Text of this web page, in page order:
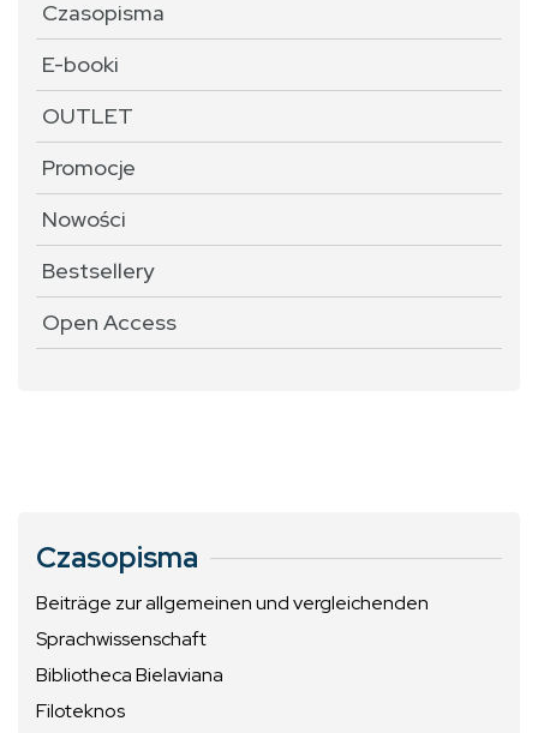
Czasopisma
E-booki
OUTLET
Promocje
Nowości
Bestsellery
Open Access
Czasopisma
Beiträge zur allgemeinen und vergleichenden
Sprachwissenschaft
Bibliotheca Bielaviana
Filoteknos